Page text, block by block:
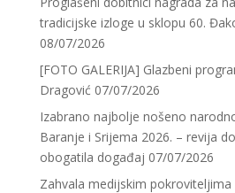
tradicijske izloge u sklopu 60.
08/07/2026
[FOTO GALERIJA] Glazbeni
Dragović 07/07/2026
Izabrano najbolje nošeno
Baranje i Srijema 2026. – revija
obogatila događaj 07/07/2026
Zahvala medijskim pokroviteljima